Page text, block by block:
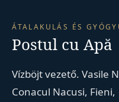
ÁTALAKULÁS ÉS
Postul cu Apă
Vízböjt vezető. Vasile
Conacul Nacusi, Fieni,